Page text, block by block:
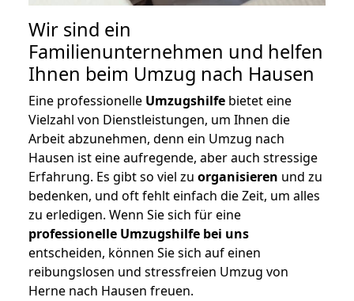
Wir sind ein
Familienunternehmen und helfen
Ihnen beim Umzug nach Hausen
Eine professionelle Umzugshilfe bietet eine
Vielzahl von Dienstleistungen, um Ihnen die
Arbeit abzunehmen, denn ein Umzug nach
Hausen ist eine aufregende, aber auch stressige
Erfahrung. Es gibt so viel zu organisieren und zu
bedenken, und oft fehlt einfach die Zeit, um alles
zu erledigen. Wenn Sie sich für eine
professionelle Umzugshilfe bei uns
entscheiden, können Sie sich auf einen
reibungslosen und stressfreien Umzug von
Herne nach Hausen freuen.